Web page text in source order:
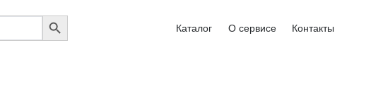
SEARCH
BUTTON
Каталог О сервисе Контакты